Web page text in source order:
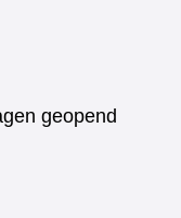
geopend